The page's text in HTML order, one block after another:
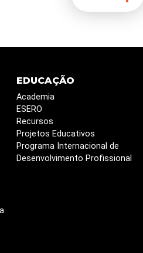
EDUCAÇÃO
Academia
ESERO
Recursos
Projetos Educativos
Programa Internacional de
Desenvolvimento Profissional